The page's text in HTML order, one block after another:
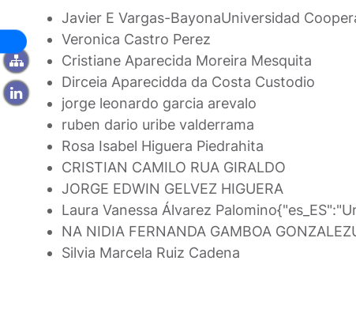
Javier E Vargas-BayonaUniversidad
Veronica Castro Perez
Cristiane Aparecida Moreira Mesquita
Dirceia Aparecidda da Costa Custodio
jorge leonardo garcia arevalo
ruben dario uribe valderrama
Rosa Isabel Higuera Piedrahita
CRISTIAN CAMILO RUA GIRALDO
JORGE EDWIN GELVEZ HIGUERA
Laura Vanessa Álvarez Palomino
NA NIDIA FERNANDA GAMBOA GONZALEZ
Silvia Marcela Ruiz Cadena